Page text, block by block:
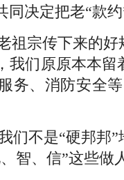
同决定把老“款
祖宗传下来的
我们原原本本留
务、消防安全
们不是“硬邦邦
智、信”这些做